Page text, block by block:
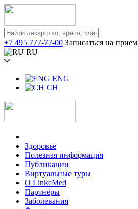
+7 495 777-77-00 Записаться на прием
RU
ENG
CH
Здоровье
Полезная информация
Публикации
Виртуальные туры
О LinkeMed
Партнёры
Заболевания